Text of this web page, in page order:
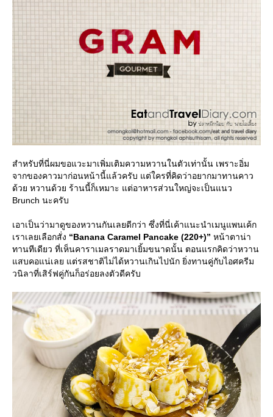
สำหรับที่นี่ผมขอแวะมาเพิ่มเติมความหวานในตัวเท่านั้น เพราะอิ่ม
จากของคาวมาก่อนหน้านี้แล้วครับ แต่ใครที่คิดว่าอยากมาทานคาว
ด้วย หวานด้วย ร้านนี้ก็เหมาะ แต่อาหารส่วนใหญ่จะเป็นแนว
Brunch นะครับ
เอาเป็นว่ามาดูของหวานกันเลยดีกว่า ซึ่งที่นี่เค้าแนะนำเมนูแพนเค้ก
เราเลยเลือกสั่ง “Banana Caramel Pancake (220+)” หน้าตาน่า
ทานทีเดียว ที่เห็นคาราเมลราดมาเยิ้มขนาดนั้น ตอนแรกคิดว่าหวาน
สบคอแน่เลย แต่รสชาติไม่ได้หวานเกินไปนัก ยิ่งทานคู่กับไอศครีม
วนิลาที่เสิร์ฟคู่กันก็อร่อยลงตัวดีครับ